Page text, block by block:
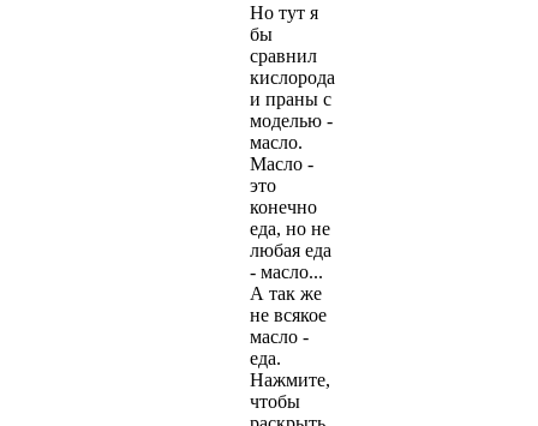
Но тут я
бы
сравнил
кислорода
и праны с
моделью -
масло.
Масло -
это
конечно
еда, но не
любая еда
- масло...
А так же
не всякое
масло -
еда.
Нажмите,
чтобы